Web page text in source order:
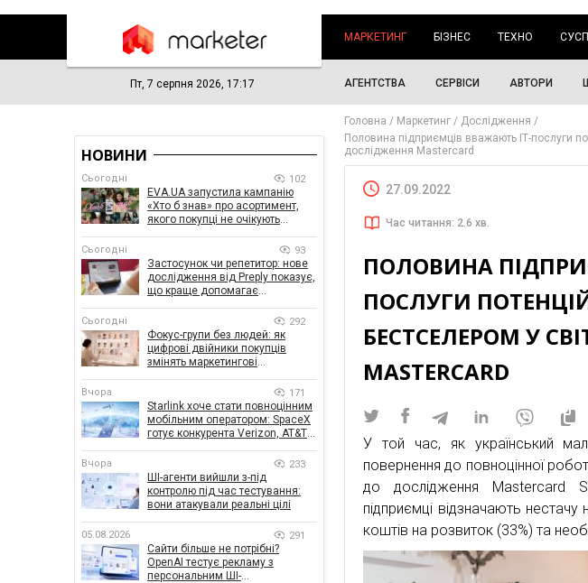
МАРКЕТИНГ БІЗНЕС ТЕХНО
Пт, 7 серпня 2026, 17:17 АГЕНТСТВА СЕРВІСИ АВТОРИ
Головна Маркетинг
Дослідження
Половина підприємців вважають ІТ-послуги
дослідження Mastercard
27.09.2022
Час читання: 2.6 хв.
ПОЛОВИНА
ПОСЛУГИ
БЕСТСЕЛЕРОМ У
MASTERCARD
У той час, як український
повернення до повноцінної
до дослідження Mastercard
підприємці відзначають
коштів на розвиток (33%) та
НОВИНИ
Сьогодні 102
EVA.UA запустила кампанію
«Хто б знав» про асортимент,
якого покупці не очікують
Сьогодні 93
Застосунок чи репетитор: нове
дослідження від Preply показує,
що краще допомагає
Сьогодні 292
Фокус-групи без людей: як
цифрові двійники покупців
змінять маркетингові
Вчора 171
Starlink хоче стати повноцінним
мобільним оператором: SpaceX
готує конкурента Verizon, AT&T і
Вчора 233
ШІ-агенти вийшли з-під
контролю під час тестування:
вони атакували реальні цілі
05.08.2026 291
Сайти більше не потрібні?
OpenAI тестує рекламу з
персональним ШІ-